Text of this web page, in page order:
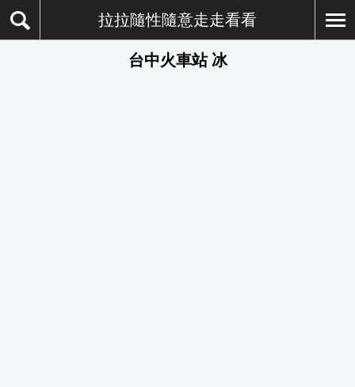
拉拉隨性隨意走走看看
台中火車站 冰